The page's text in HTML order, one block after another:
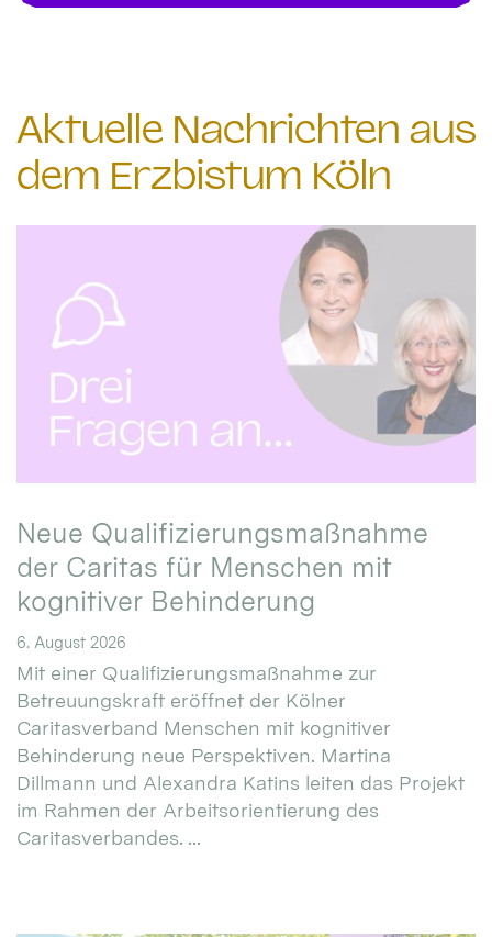
Aktuelle Nachrichten aus
dem Erzbistum Köln
Neue Qualifizierungsmaßnahme
der Caritas für Menschen mit
kognitiver Behinderung
6. August 2026
Mit einer Qualifizierungsmaßnahme zur
Betreuungskraft eröffnet der Kölner
Caritasverband Menschen mit kognitiver
Behinderung neue Perspektiven. Martina
Dillmann und Alexandra Katins leiten das Projekt
im Rahmen der Arbeitsorientierung des
Caritasverbandes. ...